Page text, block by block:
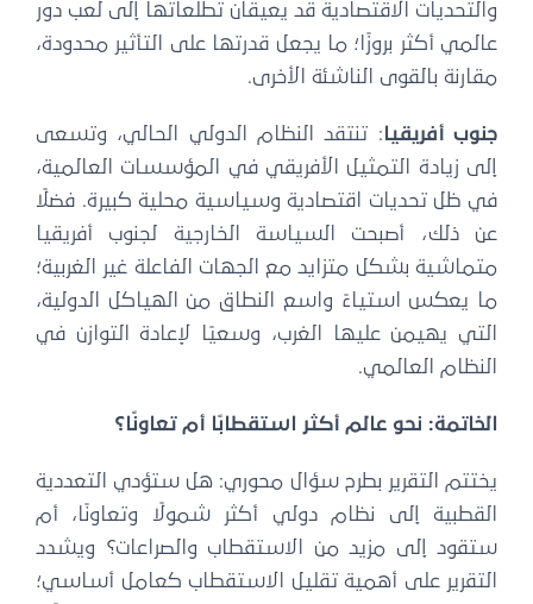
والتحديات الاقتصادية قد يعيقان تطلعاتها إلى لعب دور
عالمي أكثر بروزًا؛ ما يجعل قدرتها على التأثير محدودة،
مقارنة بالقوى الناشئة الأخرى.
جنوب أفريقيا : تنتقد النظام الدولي الحالي، وتسعى
إلى زيادة التمثيل الأفريقي في المؤسسات العالمية،
في ظل تحديات اقتصادية وسياسية محلية كبيرة. فضلًا
عن ذلك، أصبحت السياسة الخارجية لجنوب أفريقيا
متماشية بشكل متزايد مع الجهات الفاعلة غير الغربية؛
ما يعكس استياءً واسع النطاق من الهياكل الدولية،
التي يهيمن عليها الغرب، وسعيًا لإعادة التوازن في
النظام العالمي.
الخاتمة: نحو عالم أكثر استقطابًا أم تعاونًا؟
يختتم التقرير بطرح سؤال محوري: هل ستؤدي التعددية
القطبية إلى نظام دولي أكثر شمولًا وتعاونًا، أم
ستقود إلى مزيد من الاستقطاب والصراعات؟ ويشدد
التقرير على أهمية تقليل الاستقطاب كعامل أساسي؛